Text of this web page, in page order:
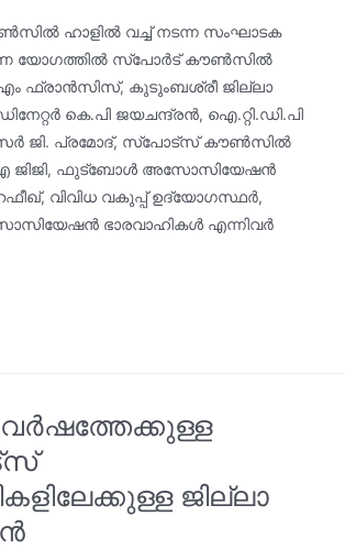
ഹാളില്‍ വച്ച് നടന്ന സംഘാടക
യോഗത്തില്‍ സ്‌പോര്‍ട് കൗണ്‍സില്‍
ഫ്രാന്‍സിസ്, കുടുംബശ്രീ ജില്ലാ
കെ.പി ജയചന്ദ്രന്‍, ഐ.റ്റി.ഡി.പി
ജി. പ്രമോദ്, സ്‌പോട്‌സ് കൗണ്‍സില്‍
ജിജി, ഫുട്‌ബോള്‍ അസോസിയേഷന്‍
വിവിധ വകുപ്പ് ഉദ്യോഗസ്ഥര്‍,
ഭാരവാഹികള്‍ എന്നിവര്‍
വർഷത്തേക്കുള്ള
ജില്ലാ